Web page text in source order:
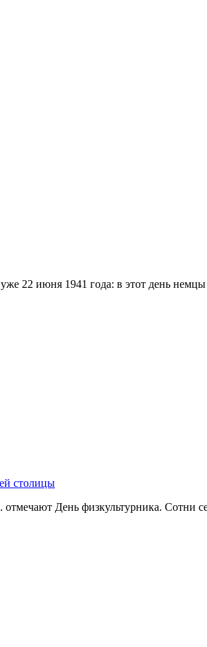
22 июня 1941 года: в этот день
столицы
День физкультурника. Сотни